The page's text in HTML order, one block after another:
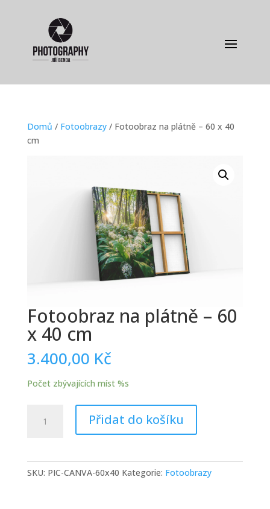
Domů / Fotoobrazy/ Fotoobraz na plátně – 60 x 40
cm
Fotoobraz na plátně – 60
x 40 cm
3.400,00 Kč
Počet zbývajících míst %s
Přidat do košíku
SKU: PIC-CANVA-60x40 Kategorie: Fotoobrazy